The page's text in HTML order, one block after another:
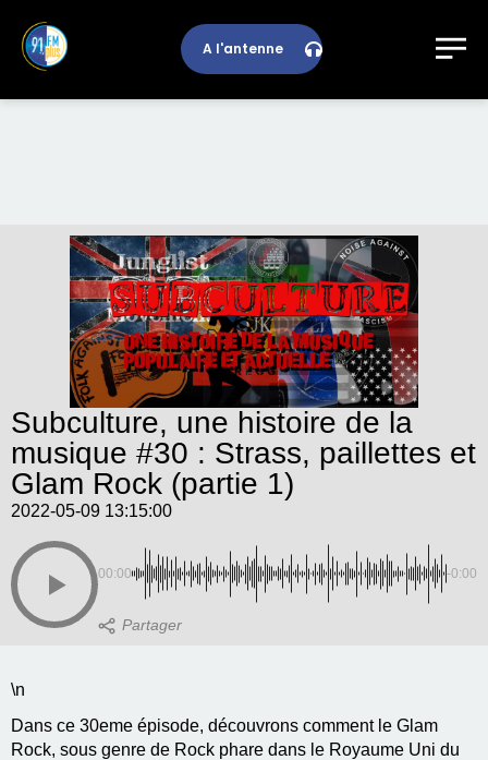
A l'antenne
Subculture, une histoire de la
musique #30 : Strass, paillettes et
Glam Rock (partie 1)
2022-05-09 13:15:00
00:00 -0:00
\n
Dans ce 30eme épisode, découvrons comment le Glam
Rock, sous genre de Rock phare dans le Royaume Uni du